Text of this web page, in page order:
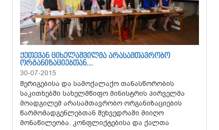
ᲥᲔᲗᲔᲕᲐᲜ ᲪᲘᲮᲔᲚᲐᲨᲕᲘᲚᲛᲐ ᲐᲠᲐᲡᲐᲛᲗᲐᲕᲠᲝᲑᲝ
ᲝᲠᲒᲐᲜᲘᲖᲐᲪᲘᲔᲑᲗᲐᲜ…
30-07-2015
შერიგებისა და სამოქალაქო თანასწორობის
საკითხებში სახელმწიფო მინისტრის პირველმა
მოადგილემ არასამთავრობო ორგანიზაციების
წარმომადგენლებთან შეხვედრაში მიიღო
მონაწილეობა. კონფლიქტებისა და ქალთა